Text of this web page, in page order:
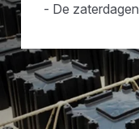
- De zaterdagen